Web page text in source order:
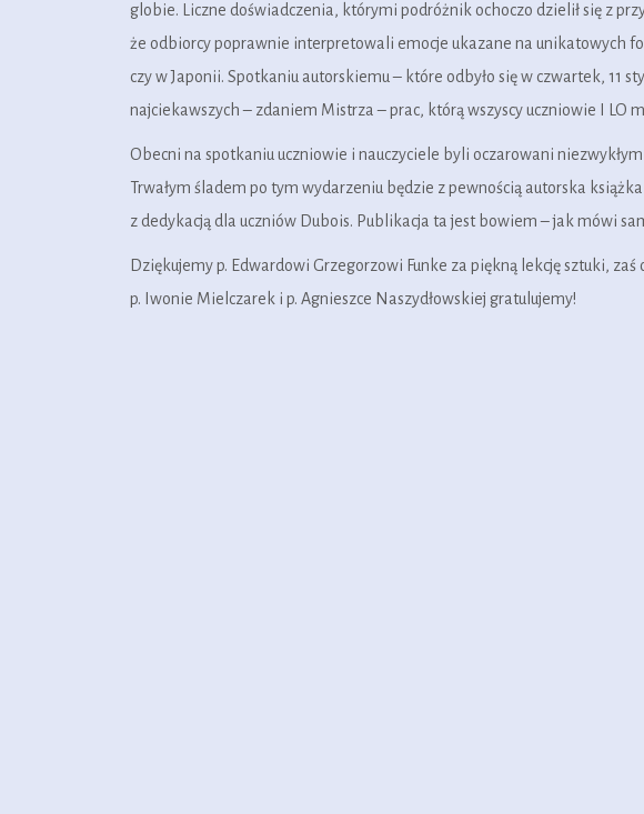
globie. Liczne doświadczenia, którymi podróżnik ochoczo dzielił się z
że odbiorcy poprawnie interpretowali emocje ukazane na unikatowych
czy w Japonii. Spotkaniu autorskiemu – które odbyło się w czwartek, 11
najciekawszych – zdaniem Mistrza – prac, którą wszyscy uczniowie I LO
Obecni na spotkaniu uczniowie i nauczyciele byli oczarowani
Trwałym śladem po tym wydarzeniu będzie z pewnością autorska książka
z dedykacją dla uczniów Dubois. Publikacja ta jest bowiem – jak mówi
Dziękujemy p. Edwardowi Grzegorzowi Funke za piękną lekcję sztuki,
p. Iwonie Mielczarek i p. Agnieszce Naszydłowskiej gratulujemy!